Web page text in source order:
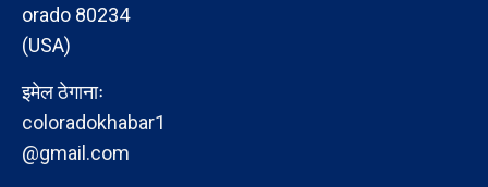
orado 80234
(USA)
इमेल ठेगानाः
coloradokhabar1
@gmail.com